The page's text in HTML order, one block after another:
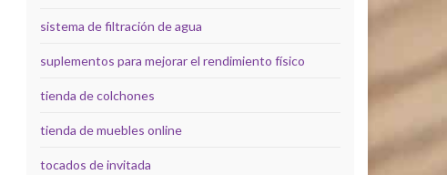
sistema de filtración de agua
suplementos para mejorar el rendimiento físico
tienda de colchones
tienda de muebles online
tocados de invitada